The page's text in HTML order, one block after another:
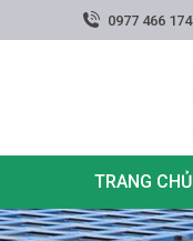
0977 466 174
TRANG CHỦ